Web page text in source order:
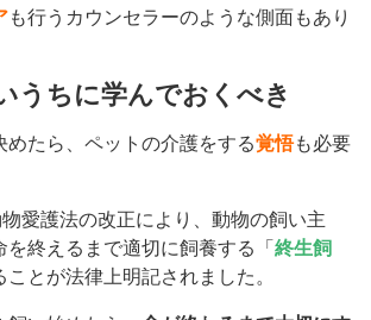
も行うカウンセラーのような側面もあり
うちに学んでおくべき
めたら、ペットの介護をする覚悟も必要
愛護法の改正により、動物の飼い主
終えるまで適切に飼養する「 終生飼
ことが法律上明記されました。